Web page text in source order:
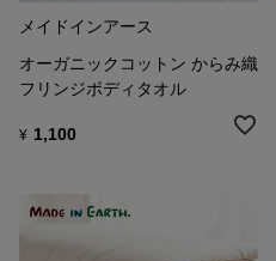
メイドインアース
オーガニックコットン からみ織
フリンジボディタオル
¥ 1,100